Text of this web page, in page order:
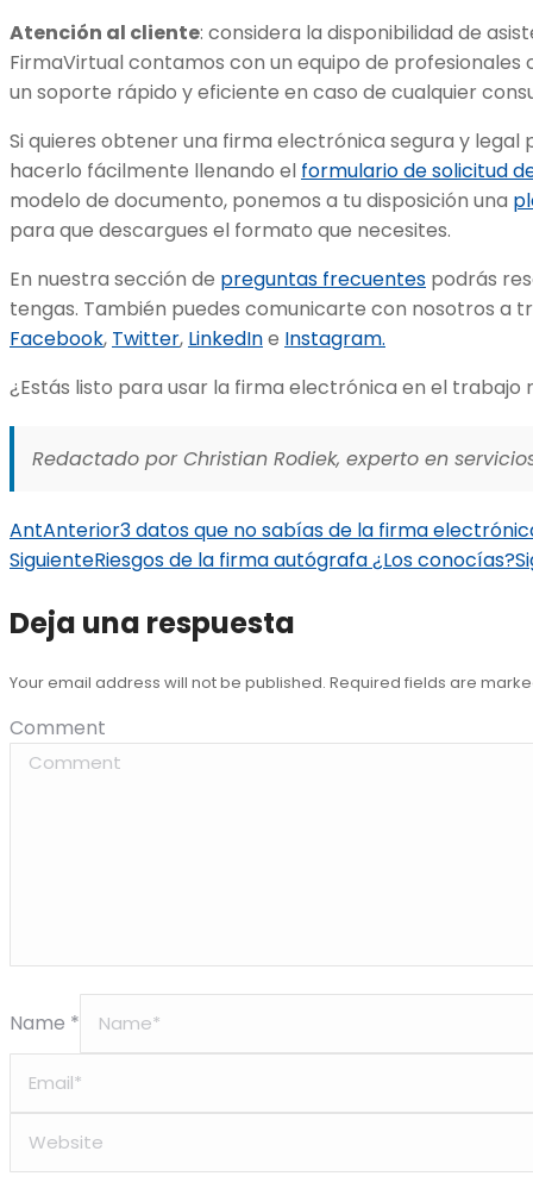
Atención al cliente: considera la disponibilidad de
FirmaVirtual contamos con un equipo de
un soporte rápido y eficiente en caso de cualquier
Si quieres obtener una firma electrónica segura y legal
hacerlo fácilmente llenando el formulario de solicitud
modelo de documento, ponemos a tu disposición una
para que descargues el formato que necesites.
En nuestra sección de preguntas frecuentes podrás
tengas. También puedes comunicarte con nosotros a
Facebook, Twitter, LinkedIne Instagram.
¿Estás listo para usar la firma electrónica en el trabajo
Redactado por Christian Rodiek, experto en
AntAnterior3 datos que no sabías de la firma
SiguienteRiesgos de la firma autógrafa ¿Los conocías?
Deja una respuesta
Your email address will not be published. Required fields are
Comment
Name *